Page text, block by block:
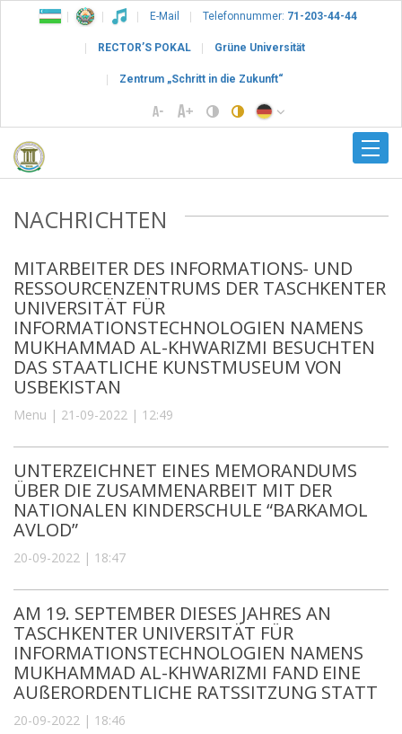
E-Mail Telefonnummer: 71-203-44-44
RECTOR’S POKAL Grüne Universität
Zentrum „Schritt in die Zukunft“
NACHRICHTEN
MITARBEITER DES INFORMATIONS- UND
RESSOURCENZENTRUMS DER TASCHKENTER
UNIVERSITÄT FÜR
INFORMATIONSTECHNOLOGIEN NAMENS
MUKHAMMAD AL-KHWARIZMI BESUCHTEN
DAS STAATLICHE KUNSTMUSEUM VON
USBEKISTAN
Menu | 21-09-2022 | 12:49
UNTERZEICHNET EINES MEMORANDUMS
ÜBER DIE ZUSAMMENARBEIT MIT DER
NATIONALEN KINDERSCHULE “BARKAMOL
AVLOD”
20-09-2022 | 18:47
AM 19. SEPTEMBER DIESES JAHRES AN
TASCHKENTER UNIVERSITÄT FÜR
INFORMATIONSTECHNOLOGIEN NAMENS
MUKHAMMAD AL-KHWARIZMI FAND EINE
AUßERORDENTLICHE RATSSITZUNG STATT
20-09-2022 | 18:46